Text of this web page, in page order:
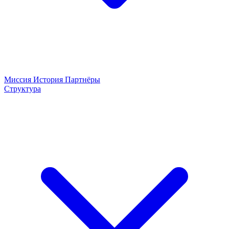
Миссия История Партнёры
Структура